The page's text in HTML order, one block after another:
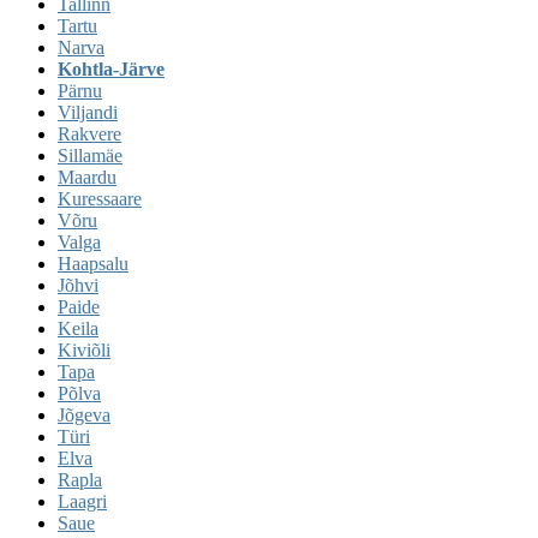
Tartu
Narva
Kohtla-Järve
Pärnu
Viljandi
Rakvere
Sillamäe
Maardu
Kuressaare
Võru
Valga
Haapsalu
Jõhvi
Paide
Keila
Kiviõli
Tapa
Põlva
Jõgeva
Türi
Elva
Rapla
Laagri
Saue